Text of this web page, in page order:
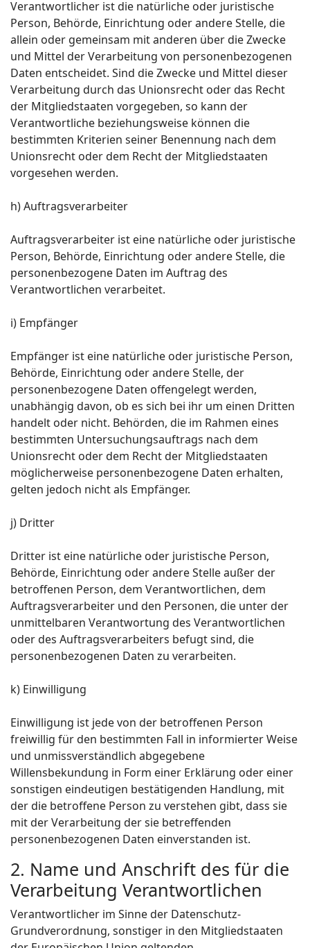
Verantwortlicher ist die natürliche oder juristische
Person, Behörde, Einrichtung oder andere Stelle, die
allein oder gemeinsam mit anderen über die Zwecke
und Mittel der Verarbeitung von personenbezogenen
Daten entscheidet. Sind die Zwecke und Mittel dieser
Verarbeitung durch das Unionsrecht oder das Recht
der Mitgliedstaaten vorgegeben, so kann der
Verantwortliche beziehungsweise können die
bestimmten Kriterien seiner Benennung nach dem
Unionsrecht oder dem Recht der Mitgliedstaaten
vorgesehen werden.
h) Auftragsverarbeiter
Auftragsverarbeiter ist eine natürliche oder juristische
Person, Behörde, Einrichtung oder andere Stelle, die
personenbezogene Daten im Auftrag des
Verantwortlichen verarbeitet.
i) Empfänger
Empfänger ist eine natürliche oder juristische Person,
Behörde, Einrichtung oder andere Stelle, der
personenbezogene Daten offengelegt werden,
unabhängig davon, ob es sich bei ihr um einen Dritten
handelt oder nicht. Behörden, die im Rahmen eines
bestimmten Untersuchungsauftrags nach dem
Unionsrecht oder dem Recht der Mitgliedstaaten
möglicherweise personenbezogene Daten erhalten,
gelten jedoch nicht als Empfänger.
j) Dritter
Dritter ist eine natürliche oder juristische Person,
Behörde, Einrichtung oder andere Stelle außer der
betroffenen Person, dem Verantwortlichen, dem
Auftragsverarbeiter und den Personen, die unter der
unmittelbaren Verantwortung des Verantwortlichen
oder des Auftragsverarbeiters befugt sind, die
personenbezogenen Daten zu verarbeiten.
k) Einwilligung
Einwilligung ist jede von der betroffenen Person
freiwillig für den bestimmten Fall in informierter Weise
und unmissverständlich abgegebene
Willensbekundung in Form einer Erklärung oder einer
sonstigen eindeutigen bestätigenden Handlung, mit
der die betroffene Person zu verstehen gibt, dass sie
mit der Verarbeitung der sie betreffenden
personenbezogenen Daten einverstanden ist.
2. Name und Anschrift des für die
Verarbeitung Verantwortlichen
Verantwortlicher im Sinne der Datenschutz-
Grundverordnung, sonstiger in den Mitgliedstaaten